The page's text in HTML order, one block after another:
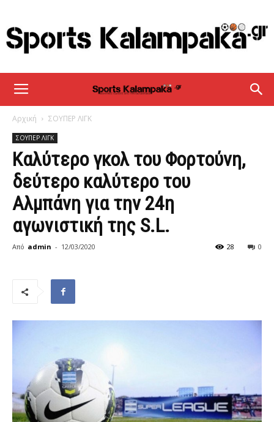
sportskalampaka
Αρχική ΣΟΥΠΕΡ ΛΙΓΚ
ΣΟΥΠΕΡ ΛΙΓΚ
Καλύτερο γκολ του Φορτούνη,
δεύτερο καλύτερο του
Αλμπάνη για την 24η
αγωνιστική της S.L.
Από admin - 12/03/2020 0
28